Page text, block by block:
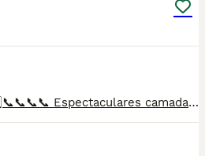
📞📞6️⃣4️⃣1️⃣9️⃣2️⃣2️⃣3️⃣9️⃣0️⃣📞📞📞📞 Espectaculares camadas de perritos de caniche toy nacionales descendientes de las mejores líneas de sangre. Disponibles tanto hembras como machos. Las camadas están bajo supervisión veterinaria desde su nacimiento hasta que son entregadas a su nueva familia. Criados por un equipo de profesionales y mejores personas que, con más de 20 años de experiencia , cuidan a los animales por vocación, aplicando una cría ética y responsable para que cada cachorro se desarrolle con la mejor salud y con un buen temperamento. Todos los cachorritos se entregan con unos dos meses y medio de edad y sus vacunas correspondientes, desparasitados interna y externamente, con certificado de salud, y garantía tanto por enfermedad vírica como congénito genética. Posibilidad de entregar en toda España mediante transporte propio preparado para animales y con chofer privado. Los precios pueden variar según las características y morfología de cada cachorro. Añádenos al whats app o llámanos, y encantados atenderemos todas tus dudas y consultas. Teléfono / Whats app: 641 92 23 90